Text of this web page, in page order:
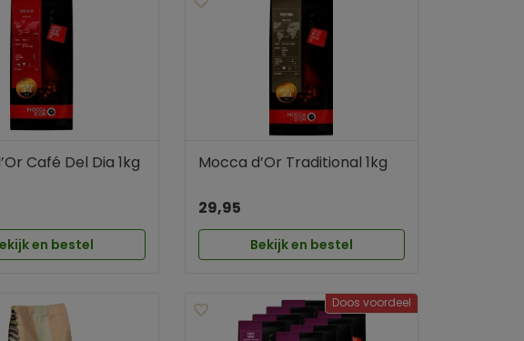
Café Del Dia 1kg
en bestel
Mocca d’Or Traditional 1kg
29,95
Bekijk en bestel
Doos voordeel